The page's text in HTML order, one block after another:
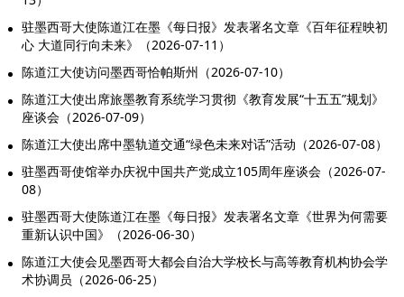
驻墨西哥大使陈道江在墨《每日报》发表署名文章《百年征程映初
心 大道同行向未来》（2026-07-11）
陈道江大使访问墨西哥恰帕斯州（2026-07-10）
陈道江大使出席旅墨教育系统学习贯彻《教育发展“十五五”规划》
座谈会（2026-07-09）
陈道江大使出席中墨轨道交通“绿色未来对话”活动（2026-07-08）
驻墨西哥使馆举办庆祝中国共产党成立105周年座谈会（2026-07-
08）
驻墨西哥大使陈道江在墨《每日报》发表署名文章《世界为何需要
重新认识中国》（2026-06-30）
陈道江大使会见墨西哥大都会自治大学校长与高等教育机构协会学
术协调员（2026-06-25）